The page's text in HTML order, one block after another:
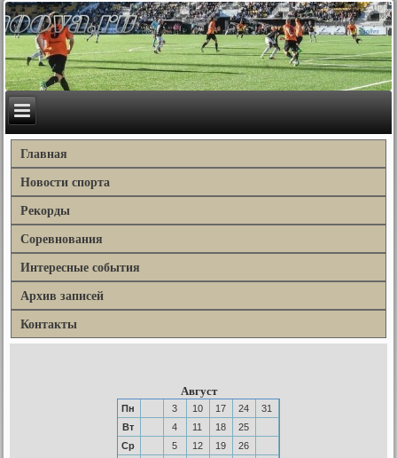
Главная
Новости спорта
Рекорды
Соревнования
Интересные события
Архив записей
Контакты
Август
Пн 3 10 17 24
31
Вт
4 11 18
25
Ср
5 12 19
26